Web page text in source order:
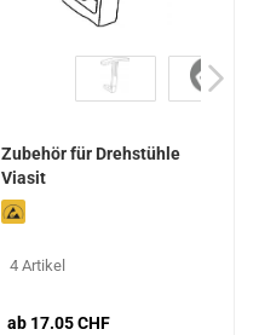
Zubehör für Drehstühle
Viasit
4 Artikel
ab 17.05 CHF